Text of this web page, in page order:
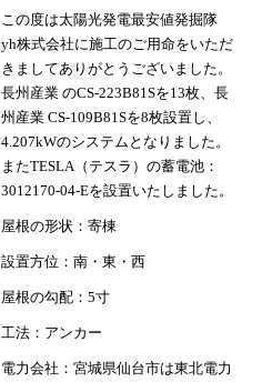
この度は太陽光発電最安値発掘隊
yh株式会社に施工のご用命をいただ
きましてありがとうございました。
長州産業 のCS-223B81Sを13枚、長
州産業 CS-109B81Sを8枚設置し、
4.207kWのシステムとなりました。
またTESLA（テスラ）の蓄電池：
3012170-04-Eを設置いたしました。
屋根の形状：寄棟
設置方位：南・東・西
屋根の勾配：5寸
工法：アンカー
電力会社：宮城県仙台市は東北電力